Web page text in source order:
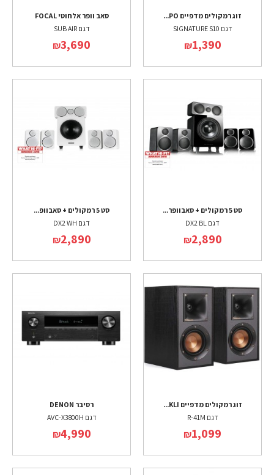
זוג רמקולים מדפיים PO...
דגם SIGNATURE S10
₪1,390
סאב וופר אלחוטי FOCAL
דגם SUB AIR
₪3,690
סט 5 רמקולים + סאבוופר...
דגם DX2 BL
₪2,890
סט 5 רמקולים + סאבוופ...
דגם DX2 WH
₪2,890
זוג רמקולים מדפיים KLI...
דגם R-41M
₪1,099
רסיבר DENON
דגם AVC-X3800H
₪4,990